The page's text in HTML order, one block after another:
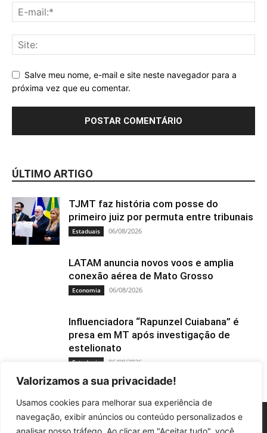
Valorizamos a sua privacidade!
Usamos cookies para melhorar sua experiência de
navegação, exibir anúncios ou conteúdo personalizados e
analisar nosso tráfego. Ao clicar em "Aceitar tudo", você
Salve meu nome, e-mail e site neste navegador para a
próxima vez que eu comentar.
ÚLTIMO ARTIGO
TJMT faz história com posse do
primeiro juiz por permuta entre tribunais
Estaduais 06/08/2026
LATAM anuncia novos voos e amplia
conexão aérea de Mato Grosso
Economia 06/08/2026
Influenciadora “Rapunzel Cuiabana” é
presa em MT após investigação de
estelionato
Estaduais 06/08/2026